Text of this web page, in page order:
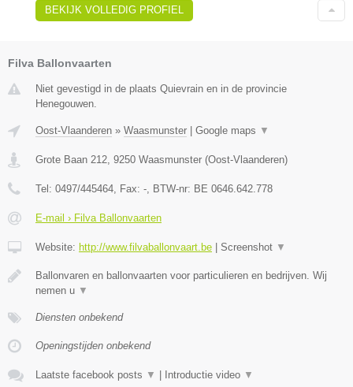
BEKIJK VOLLEDIG PROFIEL
Filva Ballonvaarten
Niet gevestigd in de plaats Quievrain en in de provincie
Henegouwen.
Oost-Vlaanderen » Waasmunster | Google maps ▼
Grote Baan 212 9250 Waasmunster (Oost-Vlaanderen)
Tel: 0497/445464 , Fax: - , BTW-nr: BE 0646.642.778
E-mail › Filva Ballonvaarten
Website: http://www.filvaballonvaart.be | Screenshot ▼
Ballonvaren en ballonvaarten voor particulieren en bedrijven. Wij
nemen u ▼
Diensten onbekend
Openingstijden onbekend
Laatste facebook posts ▼ | Introductie video ▼